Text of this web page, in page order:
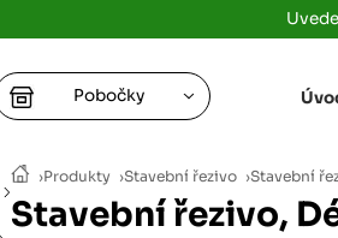
›Produkty ›Stavební řezivo ›Stavební
Stavební řezivo,
Pobočky
vybírat zde